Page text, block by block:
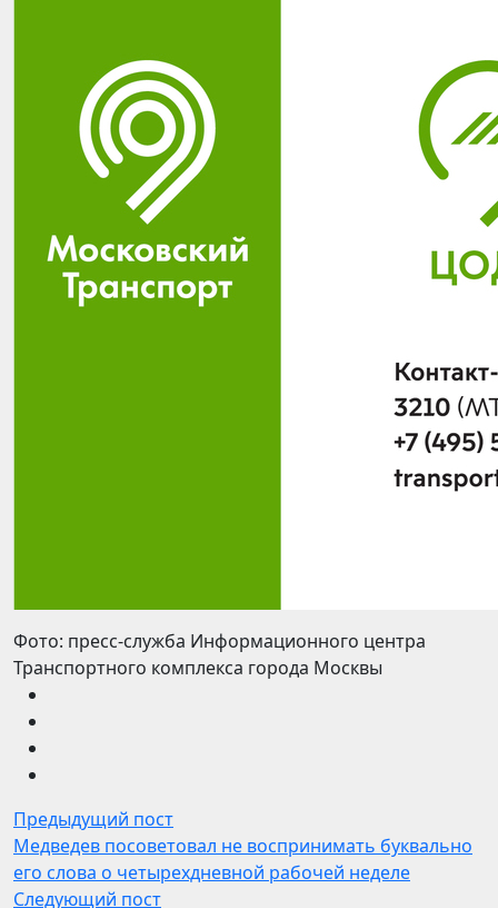
Фото: пресс-служба Информационного центра
Транспортного комплекса города Москвы
Предыдущий пост
Медведев посоветовал не воспринимать буквально
его слова о четырехдневной рабочей неделе
Следующий пост